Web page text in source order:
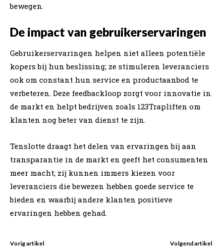
bewegen.
De impact van gebruikerservaringen
Gebruikerservaringen helpen niet alleen potentiële
kopers bij hun beslissing; ze stimuleren leveranciers
ook om constant hun service en productaanbod te
verbeteren. Deze feedbackloop zorgt voor innovatie in
de markt en helpt bedrijven zoals 123Trapliften om
klanten nog beter van dienst te zijn.
Tenslotte draagt het delen van ervaringen bij aan
transparantie in de markt en geeft het consumenten
meer macht; zij kunnen immers kiezen voor
leveranciers die bewezen hebben goede service te
bieden en waarbij andere klanten positieve
ervaringen hebben gehad.
Vorig artikel Volgend artikel